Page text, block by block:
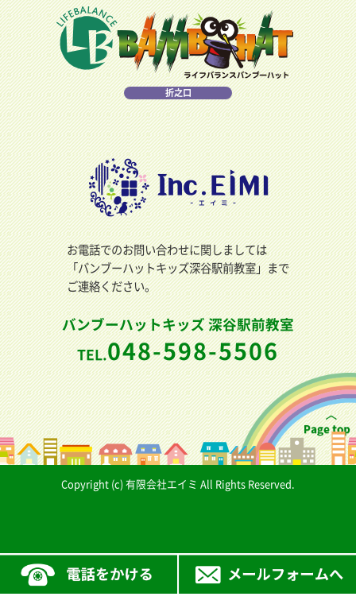
折之口
お電話でのお問い合わせに関しましては
「バンブーハットキッズ深谷駅前教室」まで
ご連絡ください。
バンブーハットキッズ 深谷駅前教室
TEL.048-598-5506
Copyright (c) 有限会社エイミ All Rights Reserved.